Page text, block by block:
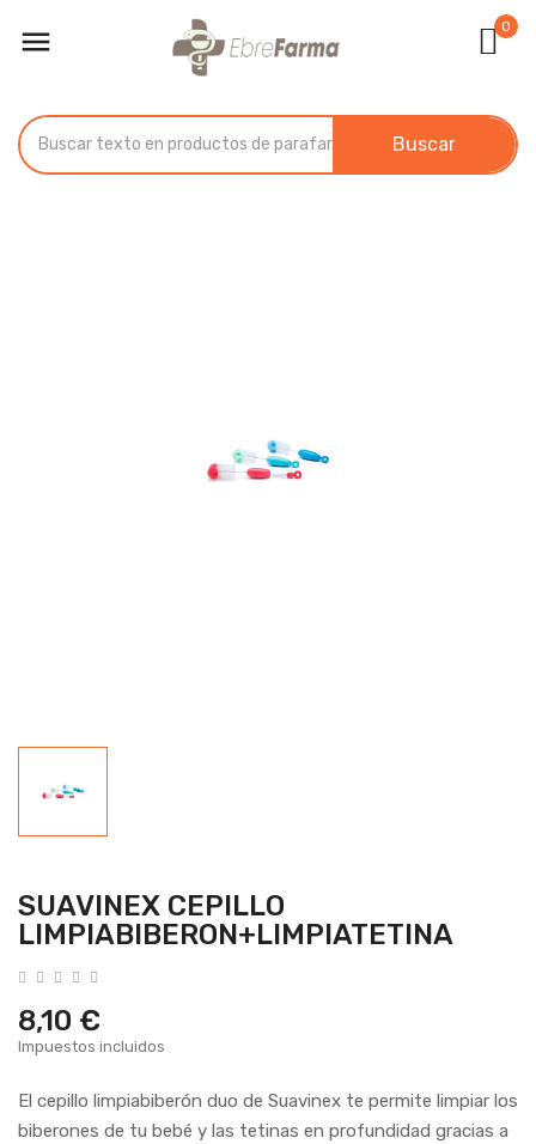
 0
Buscar
SUAVINEX CEPILLO
LIMPIABIBERON+LIMPIATETINA
8,10 €
Impuestos incluidos
El cepillo limpiabiberón duo de Suavinex te permite limpiar los
biberones de tu bebé y las tetinas en profundidad gracias a